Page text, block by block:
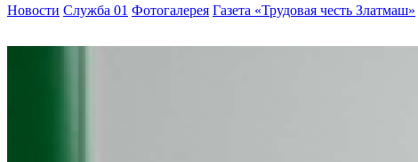
Новости Служба 01 Фотогалерея Газета «Трудовая честь Златмаш»